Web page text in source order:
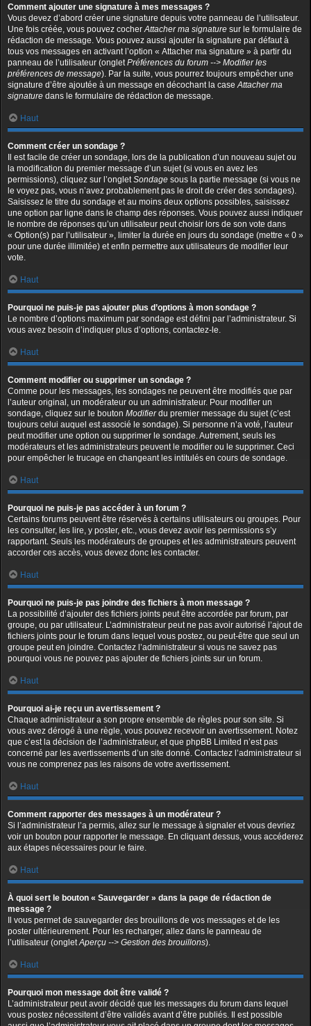
Comment ajouter une signature à mes messages ?
Vous devez d’abord créer une signature depuis votre panneau de l’utilisateur.
Une fois créée, vous pouvez cocherAttacher ma signature sur le formulaire de
rédaction de message. Vous pouvez aussi ajouter la signature par défaut à
tous vos messages en activant l’option « Attacher ma signature » à partir du
panneau de l’utilisateur (ongletPréférences du forum --> Modifier les
préférences de message). Par la suite, vous pourrez toujours empêcher une
signature d’être ajoutée à un message en décochant la caseAttacher ma
signature dans le formulaire de rédaction de message.
Haut
Comment créer un sondage ?
Il est facile de créer un sondage, lors de la publication d’un nouveau sujet ou
la modification du premier message d’un sujet (si vous en avez les
permissions), cliquez sur l’ongletSondage sous la partie message (si vous ne
le voyez pas, vous n’avez probablement pas le droit de créer des sondages).
Saisissez le titre du sondage et au moins deux options possibles, saisissez
une option par ligne dans le champ des réponses. Vous pouvez aussi indiquer
le nombre de réponses qu’un utilisateur peut choisir lors de son vote dans
« Option(s) par l’utilisateur », limiter la durée en jours du sondage (mettre « 0 »
pour une durée illimitée) et enfin permettre aux utilisateurs de modifier leur
vote.
Haut
Pourquoi ne puis-je pas ajouter plus d’options à mon sondage ?
Le nombre d’options maximum par sondage est défini par l’administrateur. Si
vous avez besoin d’indiquer plus d’options, contactez-le.
Haut
Comment modifier ou supprimer un sondage ?
Comme pour les messages, les sondages ne peuvent être modifiés que par
l’auteur original, un modérateur ou un administrateur. Pour modifier un
sondage, cliquez sur le bouton Modifierdu premier message du sujet (c’est
toujours celui auquel est associé le sondage). Si personne n’a voté, l’auteur
peut modifier une option ou supprimer le sondage. Autrement, seuls les
modérateurs et les administrateurs peuvent le modifier ou le supprimer. Ceci
pour empêcher le trucage en changeant les intitulés en cours de sondage.
Haut
Pourquoi ne puis-je pas accéder à un forum ?
Certains forums peuvent être réservés à certains utilisateurs ou groupes. Pour
les consulter, les lire, y poster, etc., vous devez avoir les permissions s’y
rapportant. Seuls les modérateurs de groupes et les administrateurs peuvent
accorder ces accès, vous devez donc les contacter.
Haut
Pourquoi ne puis-je pas joindre des fichiers à mon message ?
La possibilité d’ajouter des fichiers joints peut être accordée par forum, par
groupe, ou par utilisateur. L’administrateur peut ne pas avoir autorisé l’ajout de
fichiers joints pour le forum dans lequel vous postez, ou peut-être que seul un
groupe peut en joindre. Contactez l’administrateur si vous ne savez pas
pourquoi vous ne pouvez pas ajouter de fichiers joints sur un forum.
Haut
Pourquoi ai-je reçu un avertissement ?
Chaque administrateur a son propre ensemble de règles pour son site. Si
vous avez dérogé à une règle, vous pouvez recevoir un avertissement. Notez
que c’est la décision de l’administrateur, et que phpBB Limited n’est pas
concerné par les avertissements d’un site donné. Contactez l’administrateur si
vous ne comprenez pas les raisons de votre avertissement.
Haut
Comment rapporter des messages à un modérateur ?
Si l’administrateur l’a permis, allez sur le message à signaler et vous devriez
voir un bouton pour rapporter le message. En cliquant dessus, vous accéderez
aux étapes nécessaires pour le faire.
Haut
À quoi sert le bouton « Sauvegarder » dans la page de rédaction de
message ?
Il vous permet de sauvegarder des brouillons de vos messages et de les
poster ultérieurement. Pour les recharger, allez dans le panneau de
l’utilisateur (ongletAperçu --> Gestion des brouillons).
Haut
Pourquoi mon message doit être validé ?
L’administrateur peut avoir décidé que les messages du forum dans lequel
vous postez nécessitent d’être validés avant d’être publiés. Il est possible